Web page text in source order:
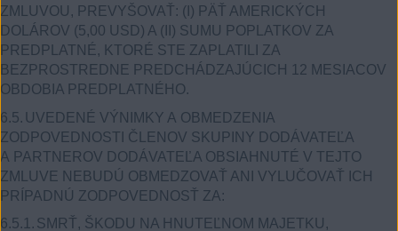
ZMLUVOU, PREVYŠOVAŤ: (I) PÄŤ AMERICKÝCH
DOLÁROV (5,00 USD) A (II) SUMU POPLATKOV ZA
PREDPLATNÉ, KTORÉ STE ZAPLATILI ZA
BEZPROSTREDNE PREDCHÁDZAJÚCICH 12 MESIACOV
OBDOBIA PREDPLATNÉHO.
6.5. UVEDENÉ VÝNIMKY A OBMEDZENIA
ZODPOVEDNOSTI ČLENOV SKUPINY DODÁVATEĽA
A PARTNEROV DODÁVATEĽA OBSIAHNUTÉ V TEJTO
ZMLUVE NEBUDÚ OBMEDZOVAŤ ANI VYLUČOVAŤ ICH
PRÍPADNÚ ZODPOVEDNOSŤ ZA:
6.5.1. SMRŤ, ŠKODU NA HNUTEĽNOM MAJETKU,